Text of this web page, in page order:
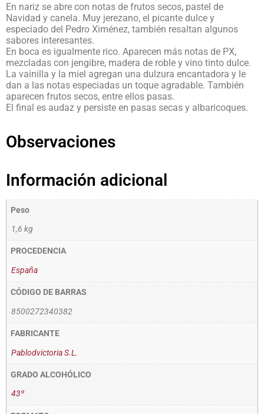
En nariz se abre con notas de frutos secos, pastel de
Navidad y canela. Muy jerezano, el picante dulce y
especiado del Pedro Ximénez, también resaltan algunos
sabores interesantes.
En boca es igualmente rico. Aparecen más notas de PX,
mezcladas con jengibre, madera de roble y vino tinto dulce.
La vainilla y la miel agregan una dulzura encantadora y le
dan a las notas especiadas un toque agradable. También
aparecen frutos secos, entre ellos pasas.
El final es audaz y persiste en pasas secas y albaricoques.
Observaciones
Información adicional
Peso
1,6 kg
PROCEDENCIA
España
CÓDIGO DE BARRAS
8500272340382
FABRICANTE
Pablodvictoria S.L.
GRADO ALCOHÓLICO
43º